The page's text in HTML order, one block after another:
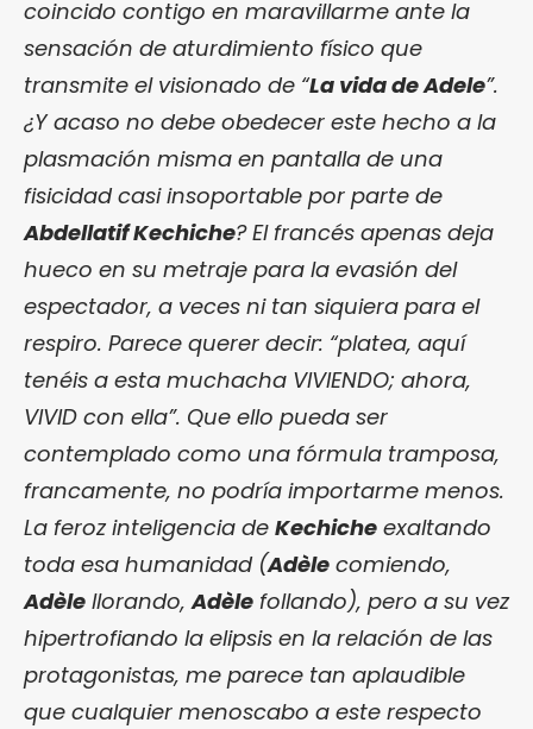
coincido contigo en maravillarme ante la
sensación de aturdimiento físico que
transmite el visionado de “La vida de Adele”.
¿Y acaso no debe obedecer este hecho a la
plasmación misma en pantalla de una
fisicidad casi insoportable por parte de
Abdellatif Kechiche? El francés apenas deja
hueco en su metraje para la evasión del
espectador, a veces ni tan siquiera para el
respiro. Parece querer decir: “platea, aquí
tenéis a esta muchacha VIVIENDO; ahora,
VIVID con ella”. Que ello pueda ser
contemplado como una fórmula tramposa,
francamente, no podría importarme menos.
La feroz inteligencia de Kechiche exaltando
toda esa humanidad (Adèle comiendo,
Adèle llorando,Adèle follando), pero a su vez
hipertrofiando la elipsis en la relación de las
protagonistas, me parece tan aplaudible
que cualquier menoscabo a este respecto